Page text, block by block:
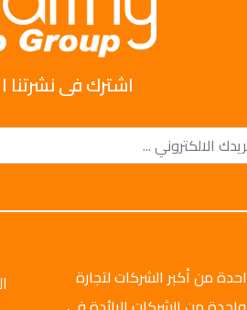
اشترك فى نشرتنا
جروب عام 2008م، وهي واحدة من أكبر الشركات لتجارة